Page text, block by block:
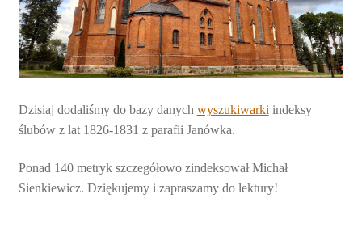
Dzisiaj dodaliśmy do bazy danych wyszukiwarki indeksy
ślubów z lat 1826-1831 z parafii Janówka.
Ponad 140 metryk szczegółowo zindeksował Michał
Sienkiewicz. Dziękujemy i zapraszamy do lektury!